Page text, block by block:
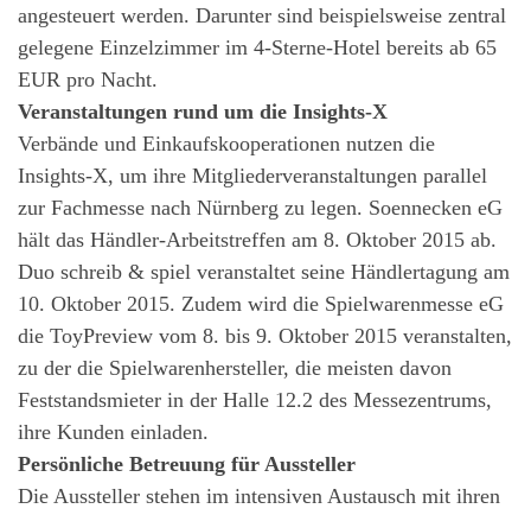
angesteuert werden. Darunter sind beispielsweise zentral
gelegene Einzelzimmer im 4-Sterne-Hotel bereits ab 65
EUR pro Nacht.
Veranstaltungen rund um die Insights-X
Verbände und Einkaufskooperationen nutzen die
Insights-X, um ihre Mitgliederveranstaltungen parallel
zur Fachmesse nach Nürnberg zu legen. Soennecken eG
hält das Händler-Arbeitstreffen am 8. Oktober 2015 ab.
Duo schreib & spiel veranstaltet seine Händlertagung am
10. Oktober 2015. Zudem wird die Spielwarenmesse eG
die ToyPreview vom 8. bis 9. Oktober 2015 veranstalten,
zu der die Spielwarenhersteller, die meisten davon
Feststandsmieter in der Halle 12.2 des Messezentrums,
ihre Kunden einladen.
Persönliche Betreuung für Aussteller
Die Aussteller stehen im intensiven Austausch mit ihren